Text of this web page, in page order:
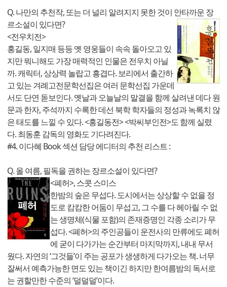
Q. 나만의 추천작, 또는 더 널리 알려지지 못한 것이 안타까운 장
르소설이 있다면?
<전우치전>
홍길동, 일지매 등등 옛 영웅들이 속속 돌아오고 있
지만 뭐니해도 가장 매력적인 인물은 전우치 아닐
까. 캐릭터, 상상력 놀랍고 흥겹다. 보리에서 출간하
고 있는 겨례고전문학선집은 여러 문학선집 가운데
서도 단연 돋보인다. 옛날과 오늘날의 말결을 함께 살려낸 데다 원
문과 한자, 주석까지 수록한 데선 북학 학자들의 정성과 녹록치 않
은 태도를 느낄 수 있다. <홍길동전> <박씨부인전>도 함께 실렸
다. 최동훈 감독의 영화도 기다려진다.
#4. 이다혜 Book 섹션 담당 에디터의 추천 리스트 :
Q. 올 여름, 필독을 권하는 장르소설이 있다면?
<폐허>, 스콧 스미스
한밤의 숲은 무섭다. 도시에서는 상상할 수 없을 정
도로 캄캄한 어둠이 무섭고, 그 수를 다 헤아릴 수 없
는 생명체(식물 포함)의 존재증명인 각종 소리가 무
섭다. <폐허>의 주인공들이 운전사의 만류에도 폐허
에 굳이 다가가는 순간부터 마지막까지, 내내 무서
웠다. 자연의 ‘그것들’이 주는 공포가 생생하게 다가오는 책. 너무
잘써서 예측가능한 면도 있는 책이긴 하지만 한여름밤의 독서로
는 권할만한 수준의 ‘덜덜덜’이다.